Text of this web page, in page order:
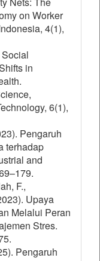
on Worker
4(1),
in
6(1),
Pengaruh
terhadap
and
F.,
Upaya
Melalui Peran
Stres.
Pengaruh